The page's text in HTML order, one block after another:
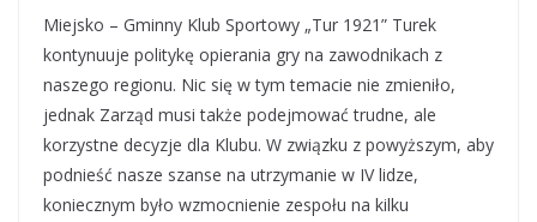
Miejsko – Gminny Klub Sportowy „Tur 1921” Turek
kontynuuje politykę opierania gry na zawodnikach z
naszego regionu. Nic się w tym temacie nie zmieniło,
jednak Zarząd musi także podejmować trudne, ale
korzystne decyzje dla Klubu. W związku z powyższym, aby
podnieść nasze szanse na utrzymanie w IV lidze,
koniecznym było wzmocnienie zespołu na kilku